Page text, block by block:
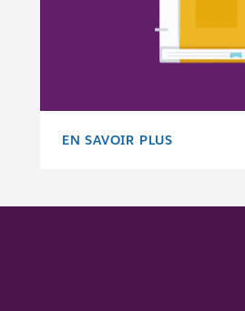
POLITIQUE DE CONDUITE
EN SAVOIR PLUS